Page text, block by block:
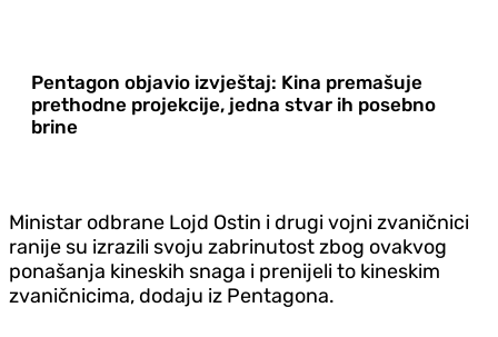
Pentagon objavio izvještaj: Kina premašuje
prethodne projekcije, jedna stvar ih posebno
brine
Ministar odbrane Lojd Ostin i drugi vojni zvaničnici
ranije su izrazili svoju zabrinutost zbog ovakvog
ponašanja kineskih snaga i prenijeli to kineskim
zvaničnicima, dodaju iz Pentagona.